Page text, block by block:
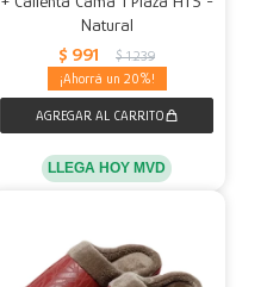
Natural
$ 991 $ 1.239
20
LLEGA HOY MVD